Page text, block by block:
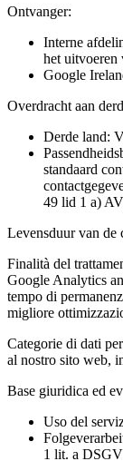
Ontvanger:
Interne
het uitvoeren
Google
Overdracht aan
Derde land:
standaard
49 lid 1 a)
Levensduur van de
Finalità del
Google Analytics
tempo di
migliore
Categorie di dati
al nostro sito web,
Base giuridica ed
Uso del
1 lit. a